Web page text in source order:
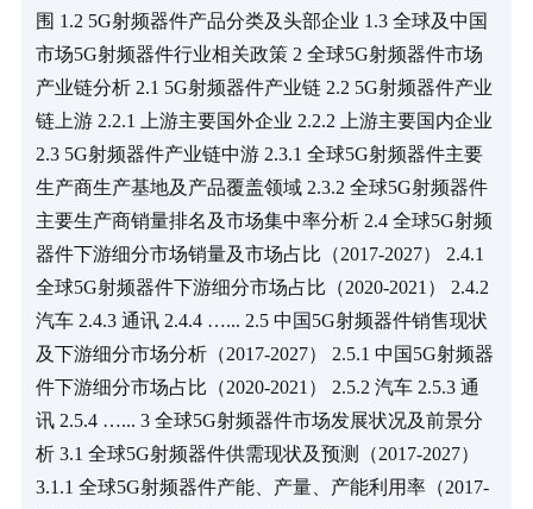
围 1.2 5G射频器件产品分类及头部企业 1.3 全球及中国
市场5G射频器件行业相关政策 2 全球5G射频器件市场
产业链分析 2.1 5G射频器件产业链 2.2 5G射频器件产业
链上游 2.2.1 上游主要国外企业 2.2.2 上游主要国内企业
2.3 5G射频器件产业链中游 2.3.1 全球5G射频器件主要
生产商生产基地及产品覆盖领域 2.3.2 全球5G射频器件
主要生产商销量排名及市场集中率分析 2.4 全球5G射频
器件下游细分市场销量及市场占比（2017-2027） 2.4.1
全球5G射频器件下游细分市场占比（2020-2021） 2.4.2
汽车 2.4.3 通讯 2.4.4 …... 2.5 中国5G射频器件销售现状
及下游细分市场分析（2017-2027） 2.5.1 中国5G射频器
件下游细分市场占比（2020-2021） 2.5.2 汽车 2.5.3 通
讯 2.5.4 …... 3 全球5G射频器件市场发展状况及前景分
析 3.1 全球5G射频器件供需现状及预测（2017-2027）
3.1.1 全球5G射频器件产能、产量、产能利用率（2017-